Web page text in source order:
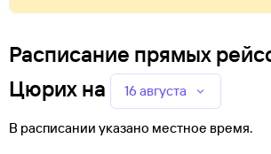
Расписание прямых
Цюрих на 16 августа
В расписании указано местное время.